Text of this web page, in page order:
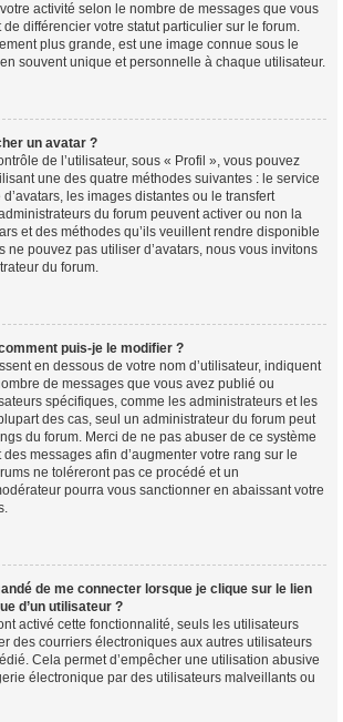
activité selon le nombre de messages que vous
différencier votre statut particulier sur le forum.
plus grande, est une image connue sous le
souvent unique et personnelle à chaque utilisateur.
un avatar ?
de l’utilisateur, sous « Profil », vous pouvez
une des quatre méthodes suivantes : le service
les images distantes ou le transfert
du forum peuvent activer ou non la
et des méthodes qu’ils veuillent rendre disponible
ne pouvez pas utiliser d’avatars, nous vous invitons
du forum.
puis-je le modifier ?
en dessous de votre nom d’utilisateur, indiquent
de messages que vous avez publié ou
spécifiques, comme les administrateurs et les
des cas, seul un administrateur du forum peut
du forum. Merci de ne pas abuser de ce système
messages afin d’augmenter votre rang sur le
ne toléreront pas ce procédé et un
pourra vous sanctionner en abaissant votre
de me connecter lorsque je clique sur le lien
d’un utilisateur ?
activé cette fonctionnalité, seuls les utilisateurs
des courriers électroniques aux autres utilisateurs
Cela permet d’empêcher une utilisation abusive
électronique par des utilisateurs malveillants ou